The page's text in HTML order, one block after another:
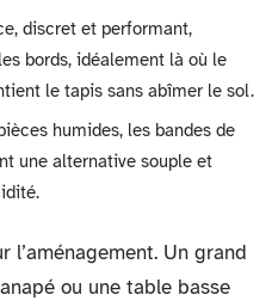
discret et performant,
bords, idéalement là où le
le tapis sans abîmer le sol.
humides, les bandes de
une alternative souple et
l’aménagement. Un grand
ou une table basse